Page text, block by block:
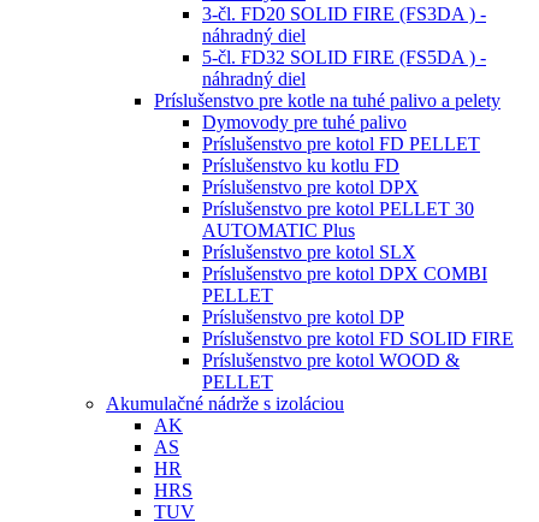
3-čl. FD20 SOLID FIRE (FS3DA ) -
náhradný diel
5-čl. FD32 SOLID FIRE (FS5DA ) -
náhradný diel
Príslušenstvo pre kotle na tuhé palivo a pelety
Dymovody pre tuhé palivo
Príslušenstvo pre kotol FD PELLET
Príslušenstvo ku kotlu FD
Príslušenstvo pre kotol DPX
Príslušenstvo pre kotol PELLET 30
AUTOMATIC Plus
Príslušenstvo pre kotol SLX
Príslušenstvo pre kotol DPX COMBI
PELLET
Príslušenstvo pre kotol DP
Príslušenstvo pre kotol FD SOLID FIRE
Príslušenstvo pre kotol WOOD &
PELLET
Akumulačné nádrže s izoláciou
AK
AS
HR
HRS
TUV